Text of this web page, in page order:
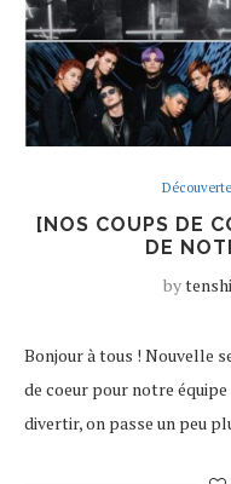
Découverte
[NOS COUPS DE
DE
by
Bonjour à tous ! Nouvelle
de coeur pour notre
divertir, on passe un peu